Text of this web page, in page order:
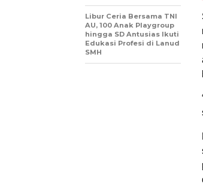
Libur Ceria Bersama TNI
AU, 100 Anak Playgroup
hingga SD Antusias Ikuti
Edukasi Profesi di Lanud
SMH